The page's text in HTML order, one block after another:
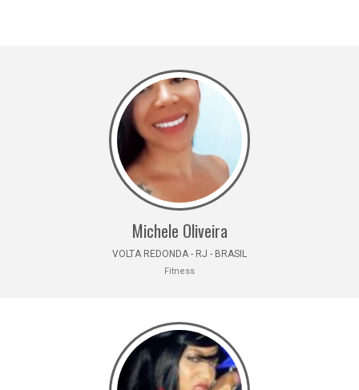
Michele Oliveira
VOLTA REDONDA - RJ - BRASIL
Fitness